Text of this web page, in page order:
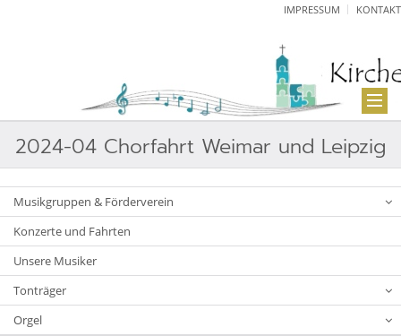
IMPRESSUM KONTAKT
2024-04 Chorfahrt Weimar und Leipzig
Musikgruppen & Förderverein
Konzerte und Fahrten
Unsere Musiker
Tonträger
Orgel